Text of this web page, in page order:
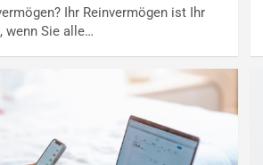
Ihr Reinvermögen ist Ihr
wenn Sie alle…